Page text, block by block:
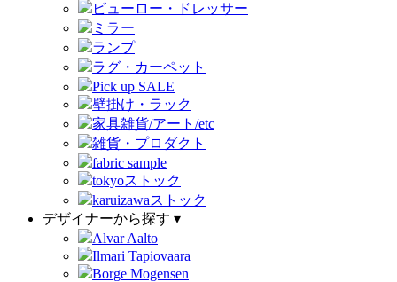
ビューロー・ドレッサー
ミラー
ランプ
ラグ・カーペット
Pick up SALE
壁掛け・ラック
家具雑貨/アート/etc
雑貨・プロダクト
fabric sample
tokyoストック
karuizawaストック
デザイナーから探す ▾
Alvar Aalto
Ilmari Tapiovaara
Borge Mogensen